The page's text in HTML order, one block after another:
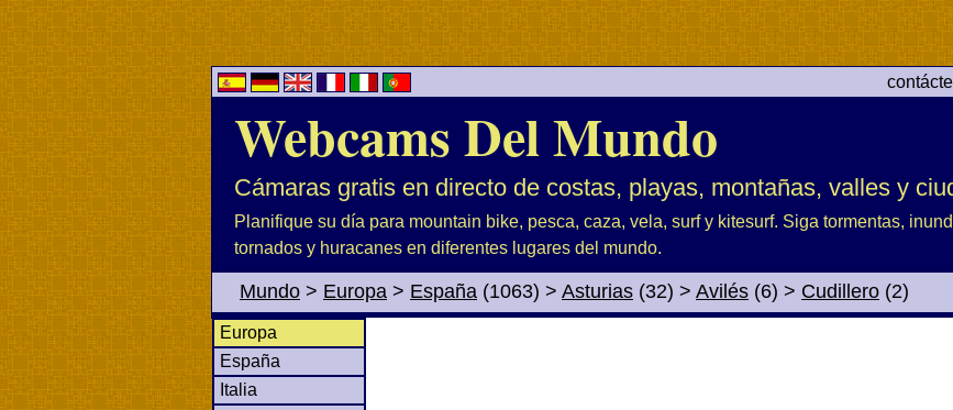
Webcams Del Mundo
Cámaras gratis en directo de costas, playas, montañas, valles y
Planifique su día para mountain bike, pesca, caza, vela, surf y kitesurf. Siga tormentas,
tornados y huracanes en diferentes lugares del mundo.
Mundo > Europa > España (1063) > Asturias (32) > Avilés (6) > Cudillero (2)
Europa
España
Italia